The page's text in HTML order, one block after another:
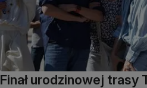
Finał urodzinowej trasy